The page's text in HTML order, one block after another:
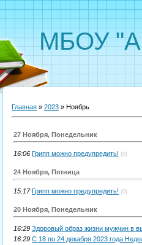
МБОУ
Главная » 2023 » Ноябрь
27 Ноября, Понедельник
16:06 Грипп можно предупредить! (0)
24 Ноября, Пятница
15:17 Грипп можно предупредить! (0)
20 Ноября, Понедельник
16:29 Здoрoвый oбраз жизни мужчин в
16:29 С 18 по 24 декабря 2023 года